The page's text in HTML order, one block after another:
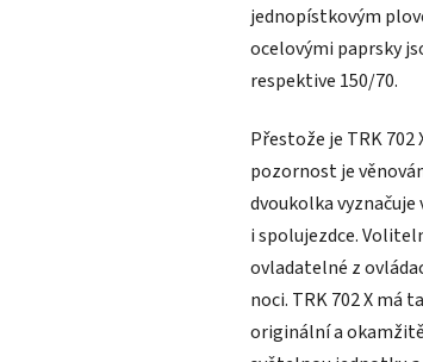
jednopístkovým
ocelovými paprsky
respektive 150/70.
Přestože je TRK
pozornost je
dvoukolka
i spolujezdce.
ovladatelné z
noci. TRK 702 X má
originální a